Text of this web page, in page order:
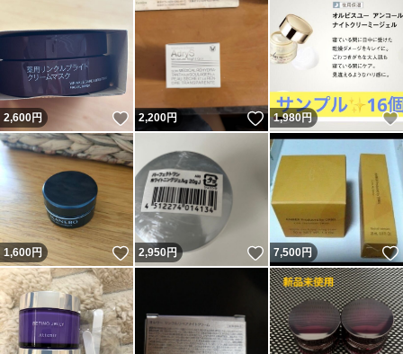
2,600円 いいね！
2,200円 いいね！
1,980円
1,600円 いいね！
2,950円 いいね！
7,500円